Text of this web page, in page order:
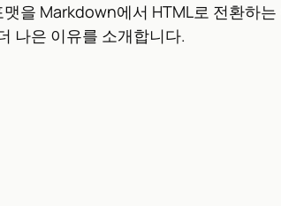
을 Markdown에서 HTML로 전환하는
나은 이유를 소개합니다.